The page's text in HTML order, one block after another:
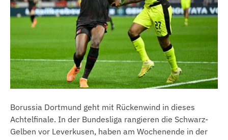
Borussia Dortmund geht mit Rückenwind in dieses
Achtelfinale. In der Bundesliga rangieren die Schwarz-
Gelben vor Leverkusen, haben am Wochenende in der